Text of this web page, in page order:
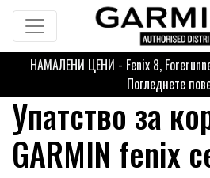
НАМАЛЕНИ ЦЕНИ - Fenix 8,
Погледнете
Упатство за
GARMIN fenix